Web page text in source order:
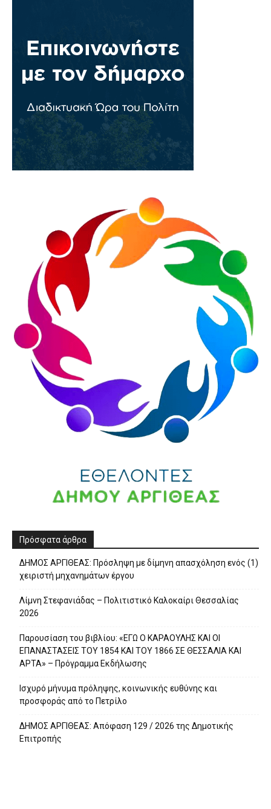
Πρόσφατα άρθρα
ΔΗΜΟΣ ΑΡΓΙΘΕΑΣ: Πρόσληψη με δίμηνη απασχόληση ενός (1)
χειριστή μηχανημάτων έργου
Λίμνη Στεφανιάδας – Πολιτιστικό Καλοκαίρι Θεσσαλίας
2026
Παρουσίαση του βιβλίου: «ΕΓΩ Ο ΚΑΡΑΟΥΛΗΣ ΚΑΙ ΟΙ
ΕΠΑΝΑΣΤΑΣΕΙΣ ΤΟΥ 1854 ΚΑΙ ΤΟΥ 1866 ΣΕ ΘΕΣΣΑΛΙΑ ΚΑΙ
ΑΡΤΑ» – Πρόγραμμα Εκδήλωσης
Ισχυρό μήνυμα πρόληψης, κοινωνικής ευθύνης και
προσφοράς από το Πετρίλο
ΔΗΜΟΣ ΑΡΓΙΘΕΑΣ: Απόφαση 129 / 2026 της Δημοτικής
Επιτροπής